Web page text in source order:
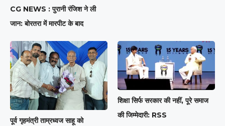
CG NEWS : पुरानी रंजिश ने ली
जान: बोरतरा में मारपीट के बाद
पूर्व गृहमंत्री ताम्रध्वज साहू को
शिक्षा सिर्फ सरकार की नहीं, पूरे समाज
की जिम्मेदारी: RSS